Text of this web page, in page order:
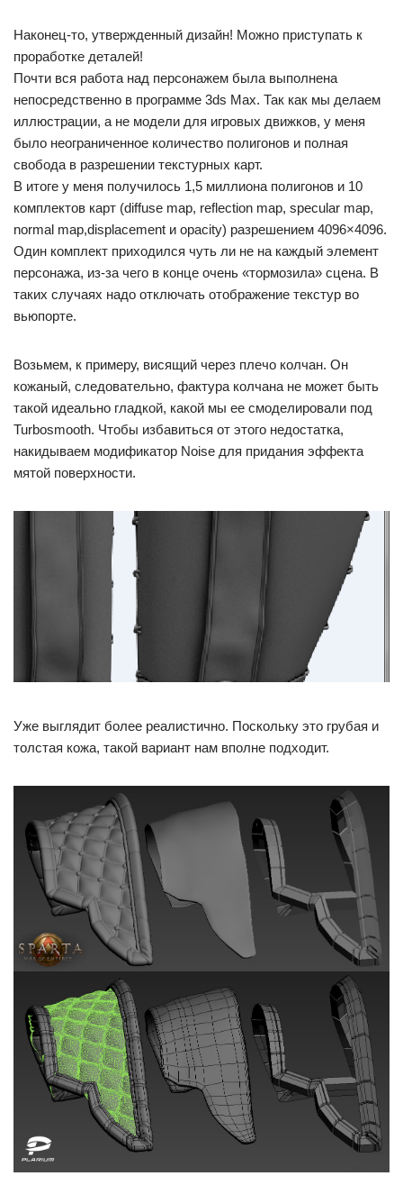
Наконец-то, утвержденный дизайн! Можно приступать к
проработке деталей!
Почти вся работа над персонажем была выполнена
непосредственно в программе 3ds Max. Так как мы делаем
иллюстрации, а не модели для игровых движков, у меня
было неограниченное количество полигонов и полная
свобода в разрешении текстурных карт.
В итоге у меня получилось 1,5 миллиона полигонов и 10
комплектов карт (diffuse map, reflection map, specular map,
normal map,displacement и opacity) разрешением 4096×4096.
Один комплект приходился чуть ли не на каждый элемент
персонажа, из-за чего в конце очень «тормозила» сцена. В
таких случаях надо отключать отображение текстур во
вьюпорте.
Возьмем, к примеру, висящий через плечо колчан. Он
кожаный, следовательно, фактура колчана не может быть
такой идеально гладкой, какой мы ее смоделировали под
Turbosmooth. Чтобы избавиться от этого недостатка,
накидываем модификатор Noise для придания эффекта
мятой поверхности.
Уже выглядит более реалистично. Поскольку это грубая и
толстая кожа, такой вариант нам вполне подходит.